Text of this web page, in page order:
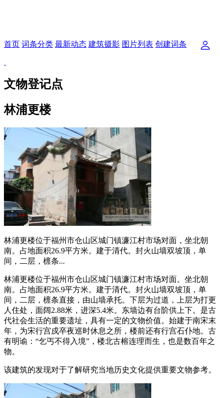
首页 词条分类 最新动态 建筑摄影 图片列表 创建词条
文物登记点
林浦更楼
林浦更楼位于福州市仓山区城门镇濂江村市场对面，坐北朝
南。占地面积26.9平方米。建于清代。封火山墙双坡顶，单
间，二层，檩条...
林浦更楼位于福州市仓山区城门镇濂江村市场对面。坐北朝
南。占地面积26.9平方米。建于清代。封火山墙双坡顶，单
间，二层，檩条直接，由山墙承托。下层为过道，上层为打更
人住处，面阔2.88米，进深5.4米。东墙边有台阶供上下。是古
代社会生活的重要遗址，具有一定的文物价值。始建于南宋末
年，为宋行宫戍卒夜巡时休息之所，楼前还有行宫石仆地。古
有明谕：“乞丐不得入境”，楼北古榕连理而生，也是数百年之
物。
该建筑的发现对于了解研究当地历史文化提供重要文物参考。